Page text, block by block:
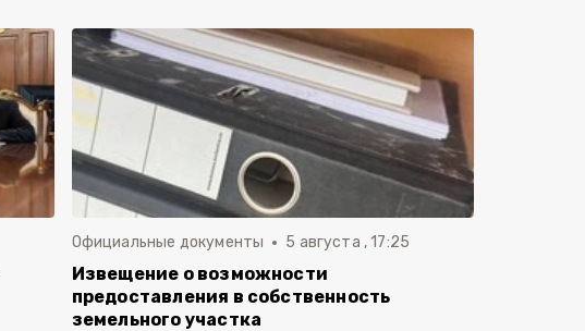
Официальные документы 5 августа , 17:25
Извещение о возможности
предоставления в собственность
земельного участка